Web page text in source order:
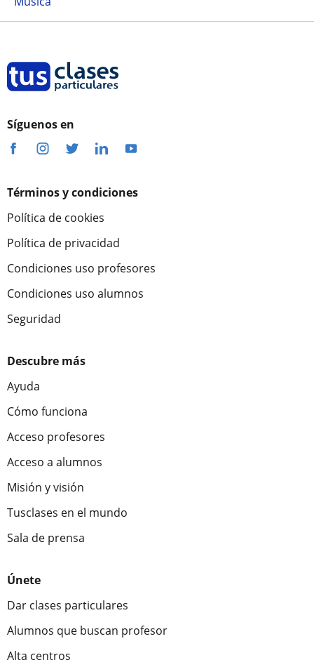
Síguenos en
Términos y condiciones
Política de cookies
Política de privacidad
Condiciones uso profesores
Condiciones uso alumnos
Seguridad
Descubre más
Ayuda
Cómo funciona
Acceso profesores
Acceso a alumnos
Misión y visión
Tusclases en el mundo
Sala de prensa
Únete
Dar clases particulares
Alumnos que buscan profesor
Alta centros